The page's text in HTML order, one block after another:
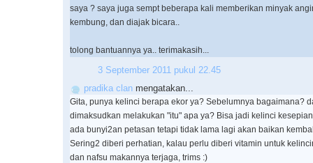
saya ? saya juga sempt beberapa kali memberikan minyak
kembung, dan diajak bicara..
tolong bantuannya ya.. terimakasih...
3 September 2011 pukul 22.45
pradika clan mengatakan...
Gita, punya kelinci berapa ekor ya? Sebelumnya bagaimana?
dimaksudkan melakukan "itu" apa ya? Bisa jadi kelinci
ada bunyi2an petasan tetapi tidak lama lagi akan baikan
Sering2 diberi perhatian, kalau perlu diberi vitamin untuk
dan nafsu makannya terjaga, trims :)